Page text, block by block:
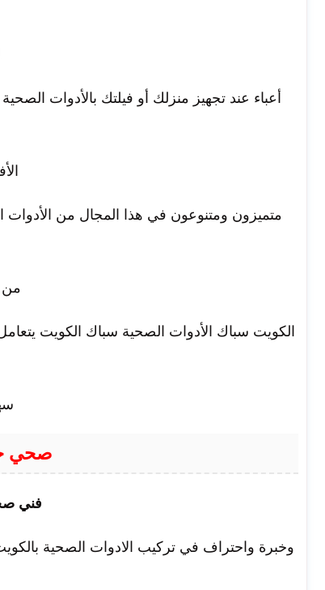
أعباء عند تجهيز منزلك أو فيلتك بالأدوات
متميزون ومتنوعون في هذا المجال من
من 30 عامًا الأدوات الصحية
الكويت سباك الأدوات الصحية سباك الكويت
صحي
فني
وخبرة واحتراف في تركيب الادوات الصحية